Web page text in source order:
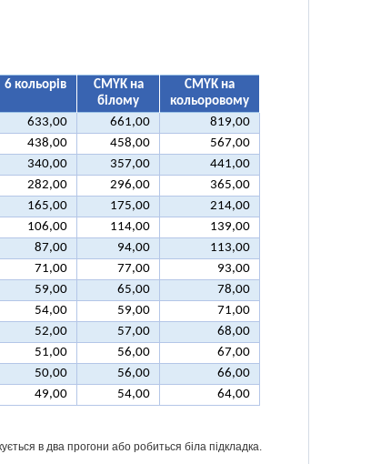
6 кольорів
CMYK на
білому
CMYK на
кольоровому
633,00 661,00
819,00
438,00 458,00
567,00
340,00 357,00
441,00
282,00 296,00
365,00
165,00 175,00
214,00
106,00 114,00
139,00
87,00 94,00
113,00
71,00 77,00
93,00
59,00 65,00
78,00
54,00 59,00
71,00
52,00 57,00
68,00
51,00 56,00
67,00
50,00 56,00
66,00
49,00 54,00 64,00
в два прогони або робиться біла підкладка.